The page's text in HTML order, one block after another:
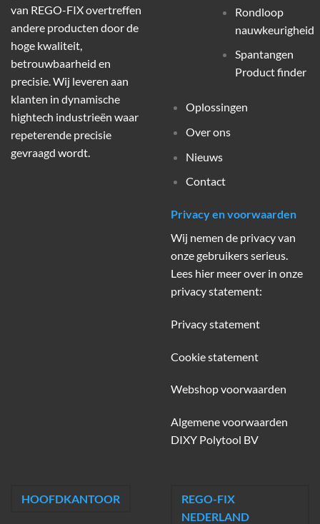
van REGO-FIX overtreffen
andere producten door de
hoge kwaliteit,
betrouwbaarheid en
precisie. Wij leveren aan
klanten in dynamische
hightech industrieën waar
repeterende precisie
gevraagd wordt.
Rondloop
nauwkeurigheid
Spantangen
Product finder
Oplossingen
Over ons
Nieuws
Contact
Privacy en voorwaarden
Wij nemen de privacy van
onze gebruikers serieus.
Lees hier meer over in onze
privacy statement:
Privacy statement
Cookie statement
Webshop voorwaarden
Algemene voorwaarden
DIXY Polytool BV
HOOFDKANTOOR
REGO-FIX
NEDERLAND